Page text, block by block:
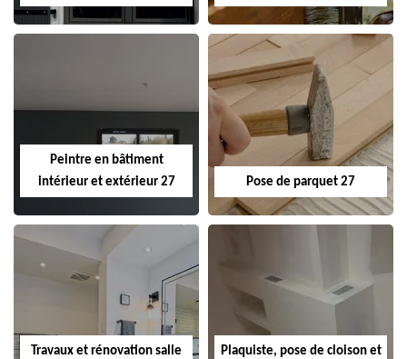
Peintre en bâtiment
intérieur et extérieur 27
Pose de parquet 27
Travaux et rénovation salle
Plaquiste, pose de cloison et